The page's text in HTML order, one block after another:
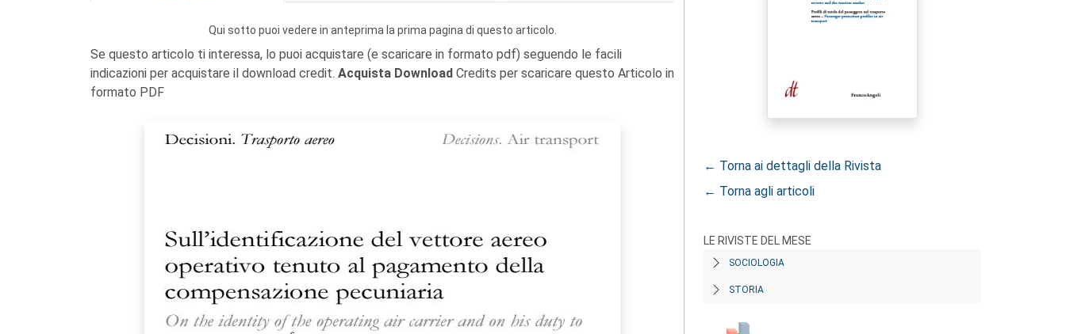
Qui sotto puoi vedere in anteprima la prima pagina di questo articolo.
Se questo articolo ti interessa, lo puoi acquistare (e scaricare in formato pdf) seguendo le facili
indicazioni per acquistare il download credit. Acquista Download Credits per scaricare questo Articolo in
formato PDF
← Torna ai dettagli della Rivista
← Torna agli articoli
LE RIVISTE DEL MESE
SOCIOLOGIA
STORIA